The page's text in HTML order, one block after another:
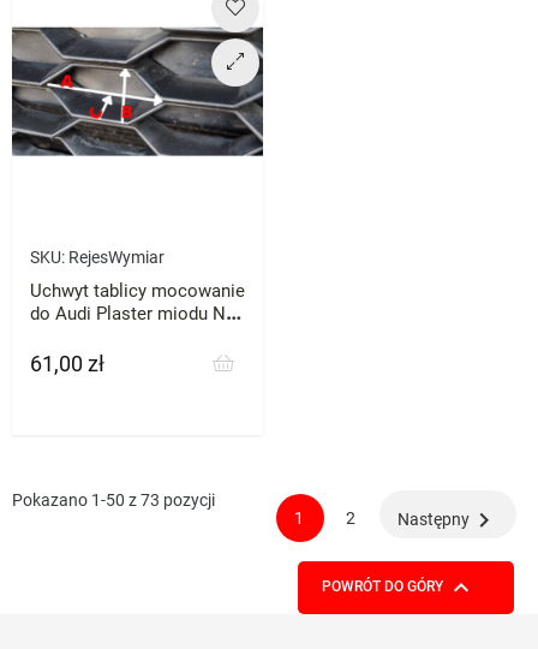
SKU: RejesWymiar
Uchwyt tablicy mocowanie
do Audi Plaster miodu NA
Cena
61,00 zł
Pokazano 1-50 z 73 pozycji
1
2 Następny 
POWRÓT DO GÓRY 